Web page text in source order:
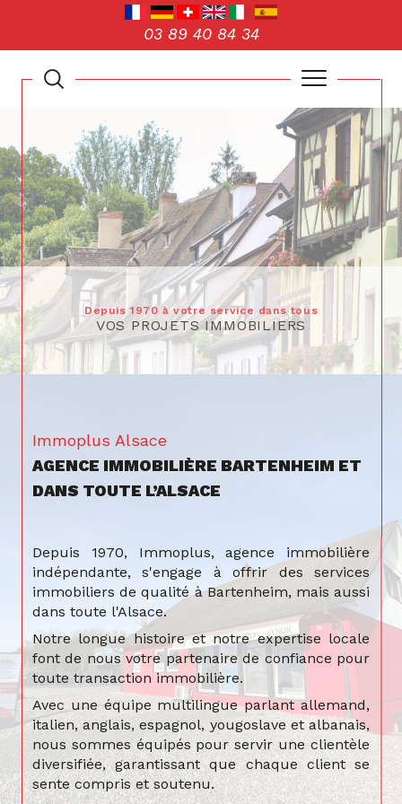
03 89 40 84 34
Depuis 1970 à votre service dans tous
VOS PROJETS IMMOBILIERS
Immoplus Alsace
AGENCE IMMOBILIÈRE BARTENHEIM ET
DANS TOUTE L’ALSACE
Depuis 1970, Immoplus, agence immobilière
indépendante, s'engage à offrir des services
immobiliers de qualité à Bartenheim, mais aussi
dans toute l'Alsace.
Notre longue histoire et notre expertise locale
font de nous votre partenaire de confiance pour
toute transaction immobilière.
Avec une équipe multilingue parlant allemand,
italien, anglais, espagnol, yougoslave et albanais,
nous sommes équipés pour servir une clientèle
diversifiée, garantissant que chaque client se
sente compris et soutenu.